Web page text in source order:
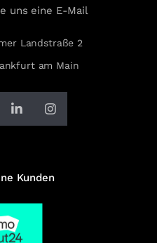
uns eine E-Mail
Landstraße 2
am Main
Kunden